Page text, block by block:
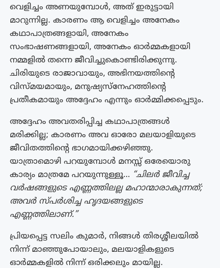
വെളിച്ചം അണയുമ്പോൾ, അത് ഇരുട്ടായി
മാറുന്നില്ല. കാരണം ആ വെളിച്ചം അനേകം
കഥാപാത്രങ്ങളായി, അനേകം
സംഭാഷണങ്ങളായി, അനേകം ഓർമ്മകളായി
നമ്മളിൽ തന്നെ ജീവിച്ചുകൊണ്ടിരിക്കുന്നു.
ചിരിയുടെ രാജാവായും, അഭിനയത്തിന്റെ
വിസ്മയമായും, മനുഷ്യസ്നേഹത്തിന്റെ
പ്രതീകമായും അദ്ദേഹം എന്നും ഓർമ്മിക്കപ്പെടും.
അദ്ദേഹം അവതരിപ്പിച്ച കഥാപാത്രങ്ങൾ
മരിക്കില്ല; കാരണം അവ ഓരോ മലയാളിയുടെ
ജീവിതത്തിന്റെ ഭാഗമായിക്കഴിഞ്ഞു.
യാത്രാമൊഴി പറയുമ്പോൾ മനസ്സ് ഒരേയൊരു
കാര്യം മാത്രമേ പറയുന്നുള്ളൂ… “ചിലർ ജീവിച്ച
വർഷങ്ങളുടെ എണ്ണത്തിലല്ല മഹാന്മാരാകുന്നത്;
അവർ സ്പർശിച്ച ഹൃദയങ്ങളുടെ
എണ്ണത്തിലാണ്.”
പ്രിയപ്പെട്ട സലിം കുമാർ, നിങ്ങൾ തിരശ്ശീലയിൽ
നിന്ന് മാഞ്ഞുപോയാലും, മലയാളികളുടെ
ഓർമ്മകളിൽ നിന്ന് ഒരിക്കലും മായില്ല.